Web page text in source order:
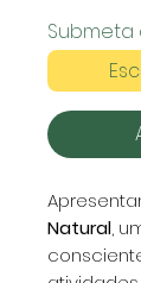
Submeta
Natural,